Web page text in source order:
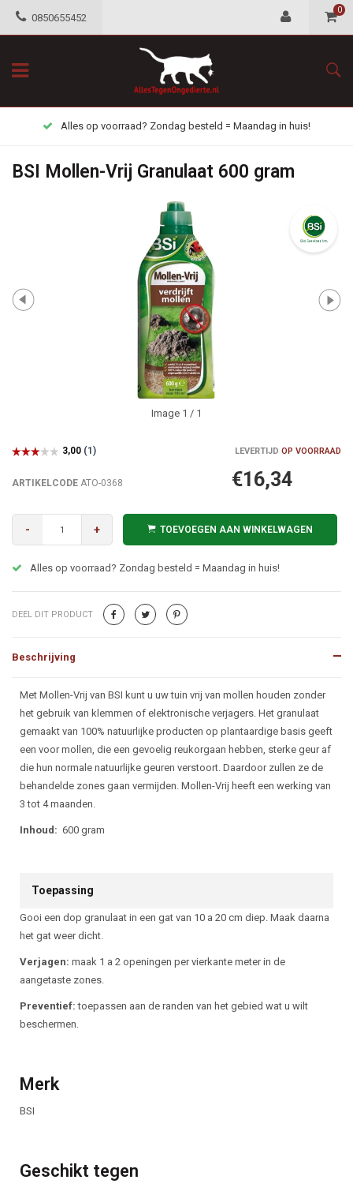
0850655452
0
Alles op voorraad? Zondag besteld = Maandag in huis!
BSI Mollen-Vrij Granulaat 600 gram
Image 1 / 1
LEVERTIJD OP VOORRAAD
ARTIKELCODE ATO-0368 €16,34
- + TOEVOEGEN AAN WINKELWAGEN
Alles op voorraad? Zondag besteld = Maandag in huis!
DEEL DIT PRODUCT
Beschrijving
Beschrijving
Met Mollen-Vrij van BSI kunt u uw tuin vrij van mollen houden zonder
het gebruik van klemmen of elektronische verjagers. Het granulaat
gemaakt van 100% natuurlijke producten op plantaardige basis geeft
een voor mollen, die een gevoelig reukorgaan hebben, sterke geur af
die hun normale natuurlijke geuren verstoort. Daardoor zullen ze de
behandelde zones gaan vermijden. Mollen-Vrij heeft een werking van
3 tot 4 maanden.
Inhoud: 600 gram
Toepassing
Gooi een dop granulaat in een gat van 10 a 20 cm diep. Maak daarna
het gat weer dicht.
Verjagen: maak 1 a 2 openingen per vierkante meter in de
aangetaste zones.
Preventief:toepassen aan de randen van het gebied wat u wilt
beschermen.
Merk
BSI
Geschikt tegen